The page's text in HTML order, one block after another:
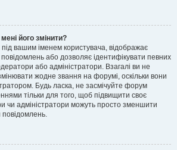
його змінити?
вашим іменем користувача, відображає
повідомлень або дозволяє ідентифікувати певних
або адміністратори. Взагалі ви не
жодне звання на форумі, оскільки вони
Будь ласка, не засмічуйте форум
тільки для того, щоб підвищити своє
чи адміністратори можуть просто зменшити
повідомлень.